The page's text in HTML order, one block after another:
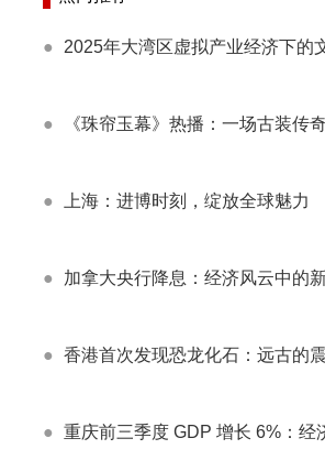
● 2025年大湾区虚拟产业经济下的文化项
● 《珠帘玉幕》热播：一场古装传
● 上海：进博时刻，绽放全球魅力
● 加拿大央行降息：经济风云中的
● 香港首次发现恐龙化石：远古的震撼
● 重庆前三季度 GDP 增长 6%：经济发展稳中有进，